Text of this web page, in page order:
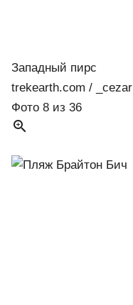
Западный пирс
trekearth.com / _cezar
Фото 8 из 36
